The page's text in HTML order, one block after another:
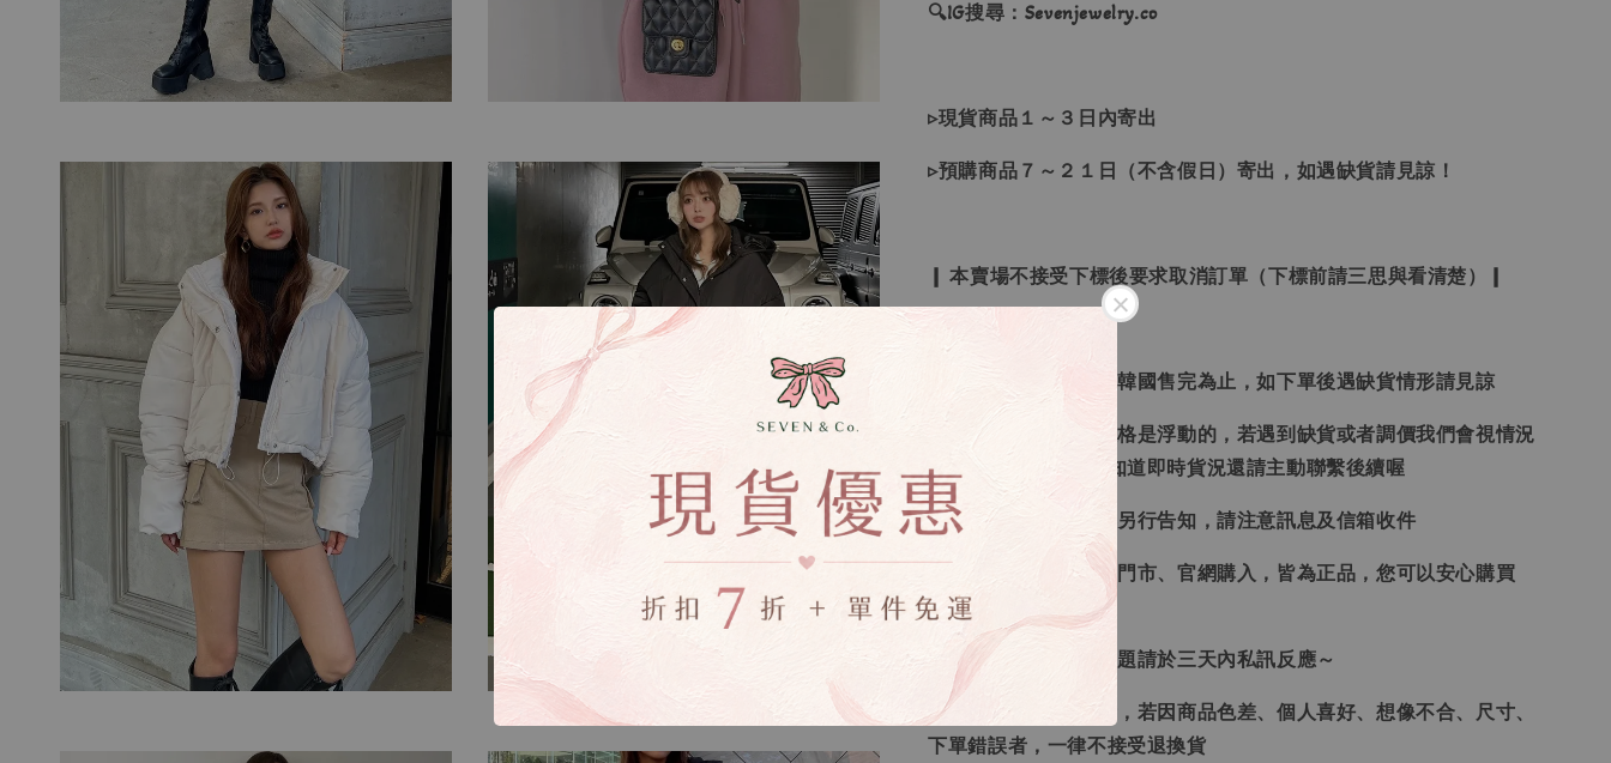
🔍IG搜尋：Sevenjewelry.co
▹現貨商品１～３日內寄出
▹預購商品７～２１日（不含假日）寄出，如遇缺貨請見諒！
❙ 本賣場不接受下標後要求取消訂單（下標前請三思與看清楚）❙
▸所有商品皆以日本、韓國售完為止，如下單後遇缺貨情形請見諒
▸因日本商品貨況和價格是浮動的，若遇到缺貨或者調價我們會視情況
等待下單，若您想要知道即時貨況還請主動聯繫後續喔
▸如遇缺斷貨情形會再另行告知，請注意訊息及信箱收件
▸商品皆由日本、韓國門市、官網購入，皆為正品，您可以安心購買
唷！
▸商品收到後有任何問題請於三天內私訊反應～
▸全商品圖片僅供參考，若因商品色差、個人喜好、想像不合、尺寸、
下單錯誤者，一律不接受退換貨